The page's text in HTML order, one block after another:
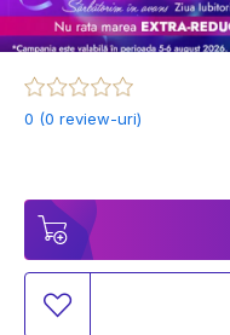
0 (0 review-uri)